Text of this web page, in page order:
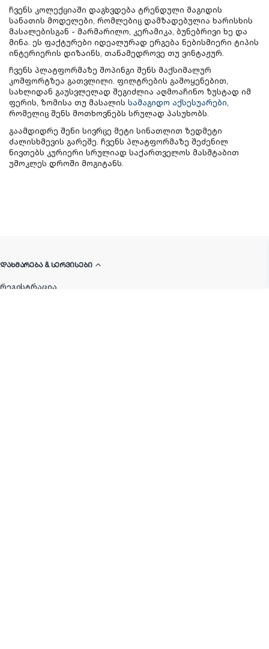
ჩვენს კოლექციაში დაგხვდება ტრენდული მაგიდის
სანათის მოდელები, რომლებიც დამზადებულია ხარისხის
მასალებისგან - მარმარილო, კერამიკა, ბუნებრივი ხე და
მინა. ეს ფაქტურები იდეალურად ერგება ნებისმიერი ტიპის
ინტერიერის დიზაინს, თანამედროვე თუ ვინტაჟურ.
ჩვენს პლატფორმაზე შოპინგი შენს მაქსიმალურ
კომფორტზეა გათვლილი. ფილტრების გამოყენებით,
სახლიდან გაუსვლელად შეგიძლია აღმოაჩინო ზუსტად იმ
ფერის, ზომისა თუ მასალის სამაგიდო აქსესუარები,
რომელიც შენს მოთხოვნებს სრულად პასუხობს.
გაამდიდრე შენი სივრცე მეტი სინათლით ზედმეტი
ძალისხმევის გარეშე. ჩვენს პლატფორმაზე შეძენილ
ნივთებს კურიერი სრულიად საქართველოს მასშტაბით
უმოკლეს დროში მოგიტანს.
ᲓᲐᲮᲛᲐᲠᲔᲑᲐ & ᲡᲔᲠᲕᲘᲡᲔᲑᲘ
რეგისტრაცია